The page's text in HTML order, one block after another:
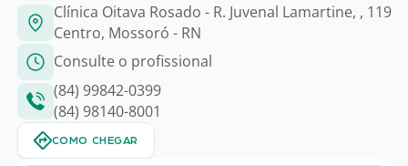
Clínica Oitava Rosado - R. Juvenal Lamartine, , 119
Centro, Mossoró - RN
Consulte o profissional
(84) 99842-0399
(84) 98140-8001
COMO CHEGAR